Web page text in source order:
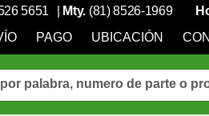
5651 Mty. (81) 8526-1969
PAGO UBICACIÓN